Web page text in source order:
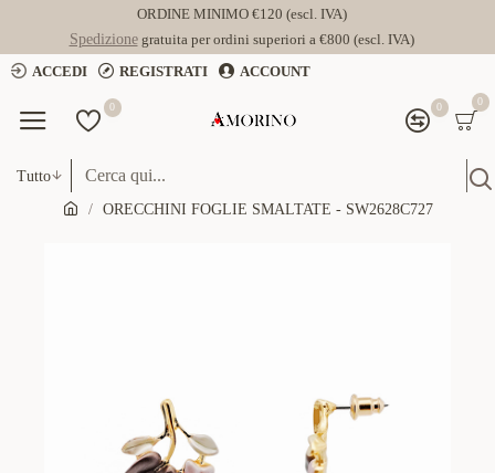
ORDINE MINIMO €120 (escl. IVA)
Spedizionegratuita per ordini superiori a €800 (escl. IVA)
ACCEDI
REGISTRATI ACCOUNT
0 0 0
Tutto
ORECCHINI FOGLIE SMALTATE - SW2628C727